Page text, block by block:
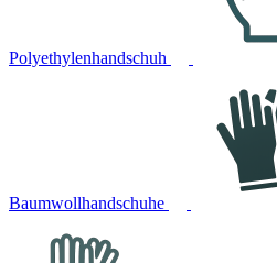
Polyethylenhandschuh
Baumwollhandschuhe